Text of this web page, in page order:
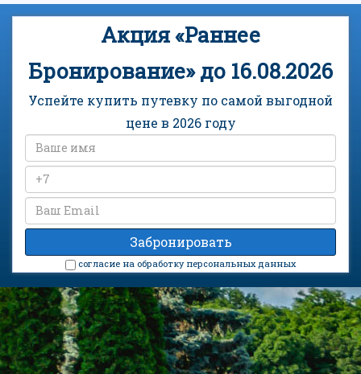
Акция «Раннее
Бронирование» до 16.08.2026
Успейте купить путевку по самой выгодной
цене в 2026 году
cогласие на обработку персональных данных